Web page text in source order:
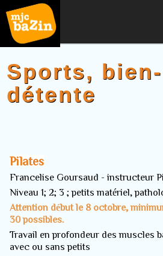
Sports,
détente
Pilates
Francelise Goursaud - instructeur
Niveau 1; 2; 3 ; petits matériel,
Attention début le 8 octobre,
30 possibles.
Travail en profondeur des muscles
avec ou sans petits